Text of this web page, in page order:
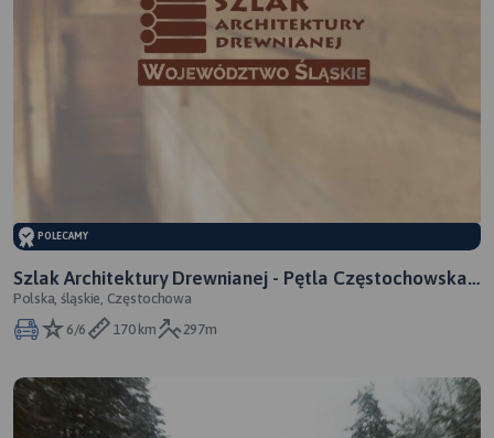
POLECAMY
Szlak Architektury Drewnianej - Pętla Częstochowska -
woj. śląskie
Polska, śląskie, Częstochowa
6/6
170 km 297m